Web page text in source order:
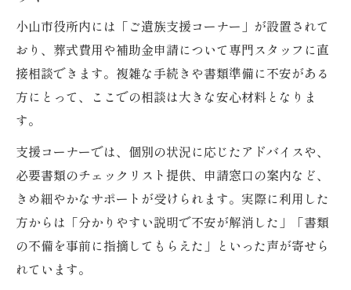
小山市役所内には「ご遺族支援コーナー」が設置されて
おり、葬式費用や補助金申請について専門スタッフに直
接相談できます。複雑な手続きや書類準備に不安がある
方にとって、ここでの相談は大きな安心材料となりま
す。
支援コーナーでは、個別の状況に応じたアドバイスや、
必要書類のチェックリスト提供、申請窓口の案内など、
きめ細やかなサポートが受けられます。実際に利用した
方からは「分かりやすい説明で不安が解消した」「書類
の不備を事前に指摘してもらえた」といった声が寄せら
れています。